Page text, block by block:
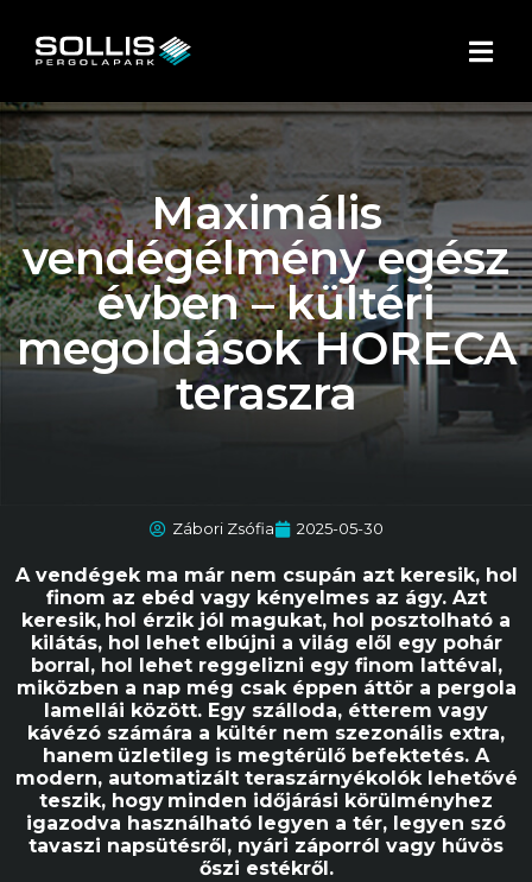
Maximális
vendégélmény egész
évben – kültéri
megoldások HORECA
teraszra
Zábori Zsófia 2025-05-30
A vendégek ma már nem csupán azt keresik, hol
finom az ebéd vagy kényelmes az ágy. Azt
keresik, hol érzik jól magukat, hol posztolható a
kilátás, hol lehet elbújni a világ elől egy pohár
borral, hol lehet reggelizni egy finom lattéval,
miközben a nap még csak éppen áttör a pergola
lamellái között. Egy szálloda, étterem vagy
kávézó számára a kültér nem szezonális extra,
hanem üzletileg is megtérülő befektetés. A
modern, automatizált teraszárnyékolók lehetővé
teszik, hogy minden időjárási körülményhez
igazodva használható legyen a tér, legyen szó
tavaszi napsütésről, nyári záporról vagy hűvös
őszi estékről.